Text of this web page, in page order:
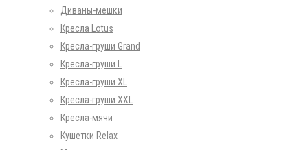
Диваны-мешки
Кресла Lotus
Кресла-груши Grand
Кресла-груши L
Кресла-груши XL
Кресла-груши XXL
Кресла-мячи
Кушетки Relax